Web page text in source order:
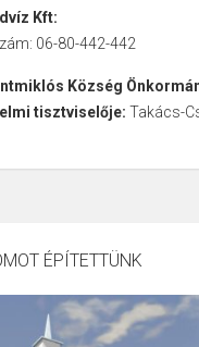
Kft:
06-80-442-442
Község
tisztviselője: Takács-
ÉPÍTETTÜNK